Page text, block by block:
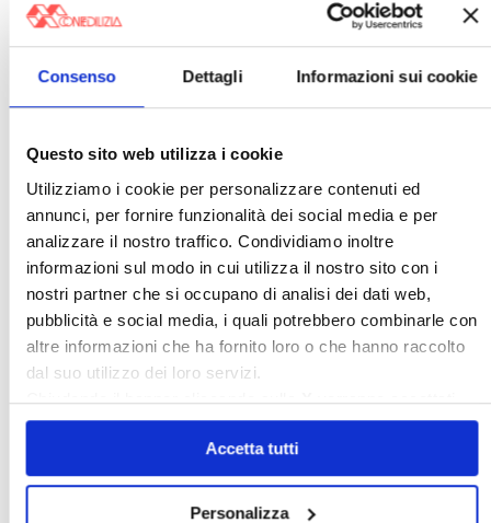
Consenso Dettagli Informazioni sui cookie
Questo sito web utilizza i cookie
Utilizziamo i cookie per personalizzare contenuti ed
annunci, per fornire funzionalità dei social media e per
analizzare il nostro traffico. Condividiamo inoltre
informazioni sul modo in cui utilizza il nostro sito con i
nostri partner che si occupano di analisi dei dati web,
pubblicità e social media, i quali potrebbero combinarle con
altre informazioni che ha fornito loro o che hanno raccolto
dal suo utilizzo dei loro servizi.
Chiudendo il banner cliccando sullaXverranno accettati
solo i cookie necessari.
Accetta tutti
Personalizza
Video/Audio
Appuntamenti
〉 Confedilizia notizie
Confedilizia notizie – Luglio 2026
〉 Italia Oggi – Pagina Confedilizia